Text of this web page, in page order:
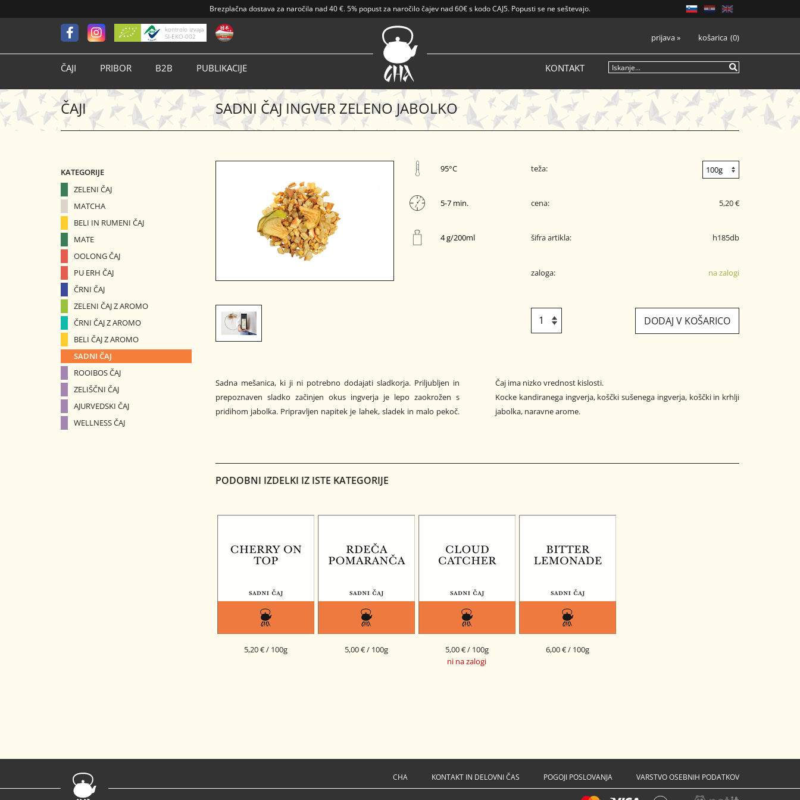
Brezplačna dostava za naročila nad40 €.5% popust za naročilo čajev nad 60€ s kodo CAJ5. Popusti se ne seštevajo.
kontrolo izvaja
SI-EKO-002
ČAJI PRIBOR B2B PUBLIKACIJE KONTAKT
košarica 0
prijava»
KATEGORIJE
ZELENI ČAJ
MATCHA
BELI IN RUMENI ČAJ
MATE
OOLONG ČAJ
PU ERH ČAJ
ČRNI ČAJ
ZELENI ČAJ Z AROMO
ČRNI ČAJ Z AROMO
BELI ČAJ Z AROMO
SADNI ČAJ
ROOIBOS ČAJ
ZELIŠČNI ČAJ
AJURVEDSKI ČAJ
WELLNESS ČAJ
ČAJI SADNI ČAJ INGVER ZELENO JABOLKO
95°C
5-7 min.
4 g/200ml
teža:
cena: 5,20 €
šifra artikla: h185db
zaloga: na zalogi
DODAJ V KOŠARICO
Sadna mešanica, ki ji ni potrebno dodajati sladkorja. Priljubljen in
prepoznaven sladko začinjen okus ingverja je lepo zaokrožen s
pridihom jabolka. Pripravljen napitek je lahek, sladek in malo pekoč.
Čaj ima nizko vrednost kislosti.
Kocke kandiranega ingverja, koščki sušenega ingverja, koščki in krhlji
jabolka, naravne arome.
PODOBNI IZDELKI IZ ISTE KATEGORIJE
5,20 € / 100g
5,00 € / 100g
ni na zalogi
5,00 € / 100g
6,00 € / 100g
CHA KONTAKT IN DELOVNI ČAS POGOJI POSLOVANJA VARSTVO OSEBNIH PODATKOV